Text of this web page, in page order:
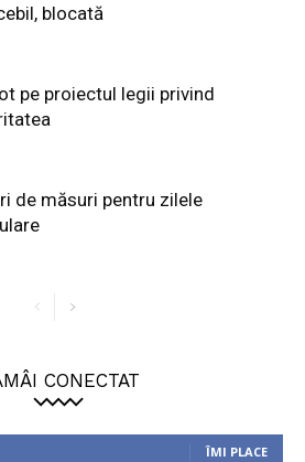
blocată
pe proiectul legii privind
de măsuri pentru zilele
CONECTAT
ÎMI PLACE